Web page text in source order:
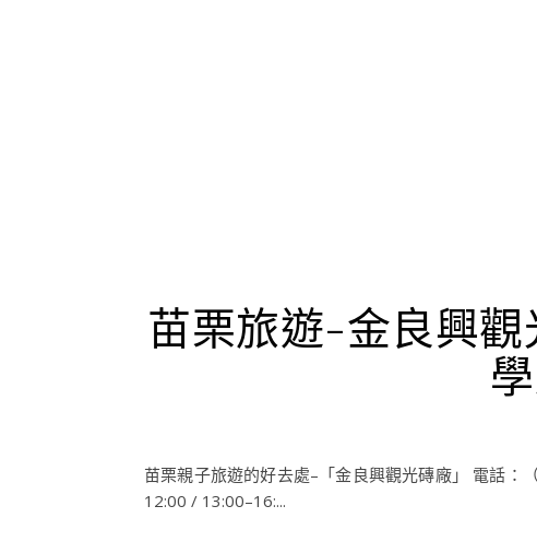
苗栗旅遊-金良興
苗栗親子旅遊的好去處–「金良興觀光磚廠」 電話
12:00 / 13:00–16:...